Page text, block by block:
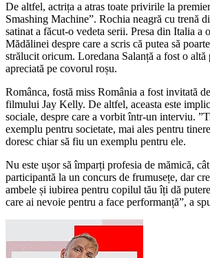
De altfel, actrița a atras toate privirile la
Smashing Machine”. Rochia neagră cu trenă
satinat a făcut-o vedeta serii. Presa din Italia a
Mădălinei despre care a scris că putea să
strălucit oricum. Loredana Salanță a fost o altă
apreciată pe covorul roșu.
Românca, fostă miss România a fost invitată
filmului Jay Kelly. De altfel, aceasta este
sociale, despre care a vorbit într-un interviu.
exemplu pentru societate, mai ales pentru
doresc chiar să fiu un exemplu pentru ele.
Nu este ușor să împarți profesia de mămică,
participantă la un concurs de frumusețe, dar
ambele și iubirea pentru copilul tău îți dă
care ai nevoie pentru a face performanță”, a